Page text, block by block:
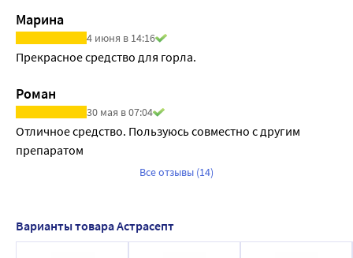
Марина
4 июня в 14:16
Прекрасное средство для горла.
Роман
30 мая в 07:04
Отличное средство. Пользуюсь совместно с другим
препаратом
Все отзывы (14)
Варианты товара Астрасепт